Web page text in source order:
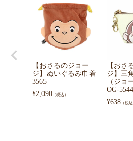
【おさるのジョー
ジ】ぬいぐるみ巾着
3565
¥2,090 （税込）
【おさ
ジ】三
（ジョ
OG-
¥638 （税込